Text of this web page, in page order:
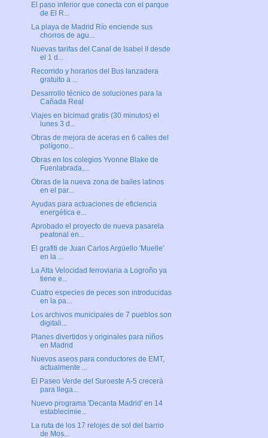
El paso inferior que conecta con el parque
de El R...
La playa de Madrid Río enciende sus
chorros de agu...
Nuevas tarifas del Canal de Isabel II desde
el 1 d...
Recorrido y horarios del Bus lanzadera
gratuito a ...
Desarrollo técnico de soluciones para la
Cañada Real
Viajes en bicimad gratis (30 minutos) el
lunes 3 d...
Obras de mejora de aceras en 6 calles del
polígono...
Obras en los colegios Yvonne Blake de
Fuenlabrada,...
Obras de la nueva zona de bailes latinos
en el par...
Ayudas para actuaciones de eficiencia
energética e...
Aprobado el proyecto de nueva pasarela
peatonal en...
El grafiti de Juan Carlos Argüello 'Muelle'
en la ...
La Alta Velocidad ferroviaria a Logroño ya
tiene e...
Cuatro especies de peces son introducidas
en la pa...
Los archivos municipales de 7 pueblos son
digitali...
Planes divertidos y originales para niños
en Madrid
Nuevos aseos para conductores de EMT,
actualmente ...
El Paseo Verde del Suroeste A-5 crecerá
para llega...
Nuevo programa 'Decanta Madrid' en 14
establecimie...
La ruta de los 17 relojes de sol del barrio
de Mos...